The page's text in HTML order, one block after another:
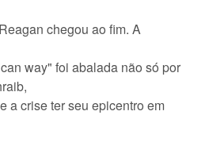
chegou ao fim. A
way" foi abalada não só por
a crise ter seu epicentro em